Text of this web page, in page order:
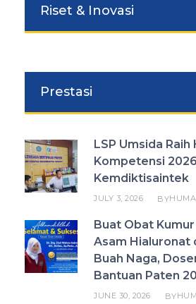
Riset & Inovasi
Prestasi
LSP Umsida
Kompetensi
Kemdiktisaintek
JULY 3, 2026 BY
Buat Obat
Asam Hialuronat
Buah Naga,
Bantuan Paten
JUNE 30, 2026 BY